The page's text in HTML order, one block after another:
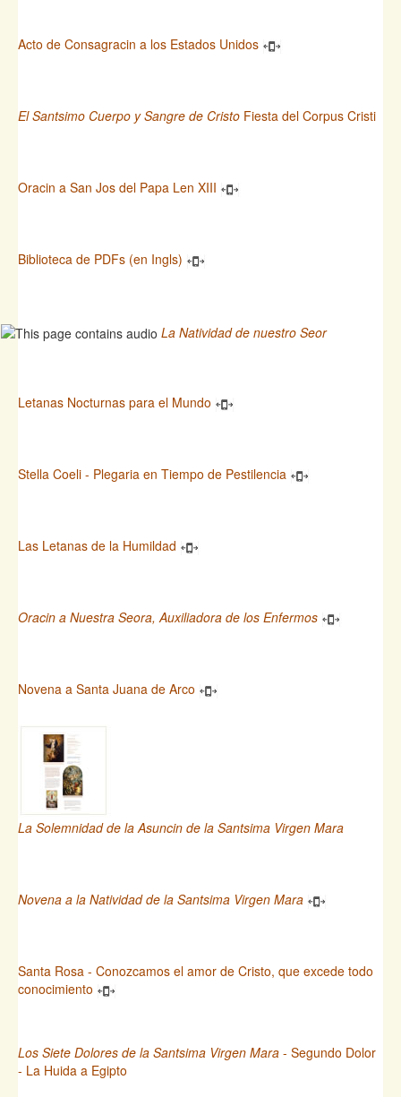
Acto de Consagracin a los Estados Unidos
El Santsimo Cuerpo y Sangre de Cristo Fiesta del Corpus Cristi
Oracin a San Jos del Papa Len XIII
Biblioteca de PDFs (en Ingls)
La Natividad de nuestro Seor
Letanas Nocturnas para el Mundo
Stella Coeli - Plegaria en Tiempo de Pestilencia
Las Letanas de la Humildad
Oracin a Nuestra Seora, Auxiliadora de los Enfermos
Novena a Santa Juana de Arco
La Solemnidad de la Asuncin de la Santsima Virgen Mara
Novena a la Natividad de la Santsima Virgen Mara
Santa Rosa - Conozcamos el amor de Cristo, que excede todo
conocimiento
Los Siete Dolores de la Santsima Virgen Mara - Segundo Dolor
- La Huida a Egipto